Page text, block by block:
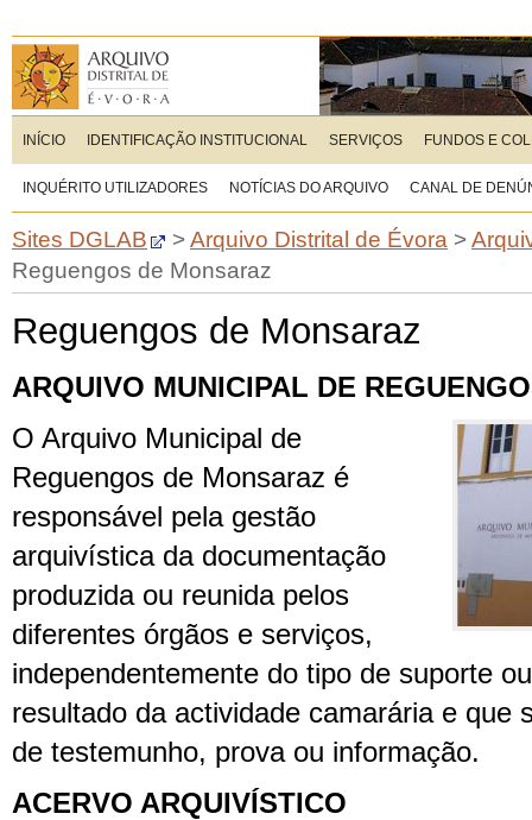
INÍCIO IDENTIFICAÇÃO INSTITUCIONAL SERVIÇOS FUNDOS E
INQUÉRITO UTILIZADORES NOTÍCIAS DO ARQUIVO CANAL DE
Sites DGLAB >Arquivo Distrital de Évora >
Reguengos de Monsaraz
Reguengos de Monsaraz
ARQUIVO MUNICIPAL DE
O Arquivo Municipal de
Reguengos de Monsaraz é
responsável pela gestão
arquivística da documentação
produzida ou reunida pelos
diferentes órgãos e serviços,
independentemente do tipo de suporte
resultado da actividade camarária e que
de testemunho, prova ou informação.
ACERVO ARQUIVÍSTICO